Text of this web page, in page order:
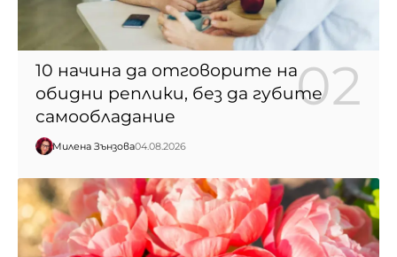
10 начина да отговорите на
обидни реплики, без да губите
самообладание
Милена Зънзова04.08.2026